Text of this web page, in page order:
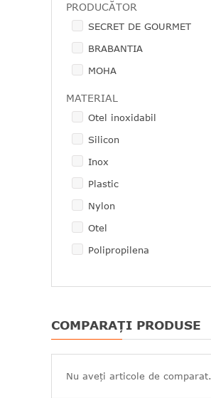
PRODUCĂTOR
SECRET DE GOURMET
BRABANTIA
MOHA
MATERIAL
Otel inoxidabil
Silicon
Inox
Plastic
Nylon
Otel
Polipropilena
COMPARAȚI PRODUSE
Nu aveți articole de comparat.